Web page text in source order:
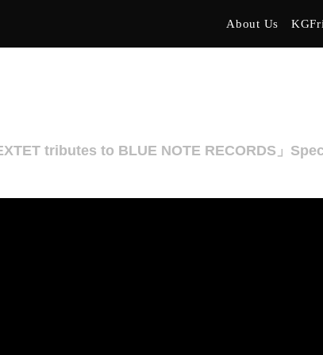
About Us
tributes to BLUE NOTE RECORDS」